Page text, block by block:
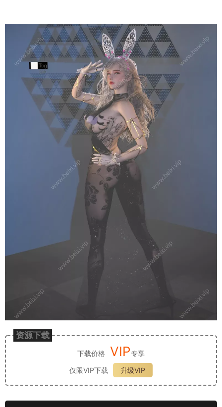
资源下载
下载价格 VIP专享
仅限VIP下载
升级VIP